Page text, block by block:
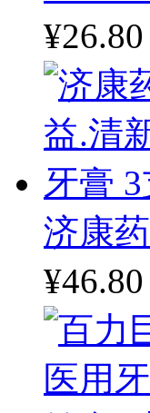
¥26.80
济康
¥46.80